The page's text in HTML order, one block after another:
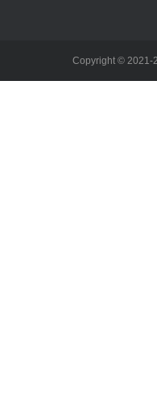
Copyright © 2021-